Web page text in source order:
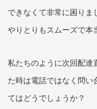
できなくて非常に困りま
やりとりもスムーズで本
私たちのように次回配達
た時は電話ではなく問い
てはどうでしょうか？